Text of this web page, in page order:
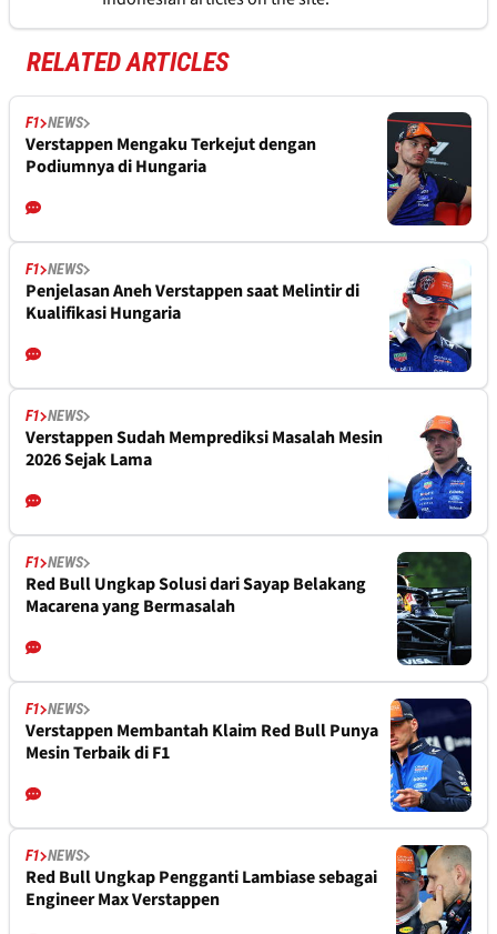
RELATED ARTICLES
F1 NEWS
Verstappen Mengaku Terkejut dengan
Podiumnya di Hungaria
F1 NEWS
Penjelasan Aneh Verstappen saat Melintir di
Kualifikasi Hungaria
F1 NEWS
Verstappen Sudah Memprediksi Masalah Mesin
2026 Sejak Lama
F1 NEWS
Red Bull Ungkap Solusi dari Sayap Belakang
Macarena yang Bermasalah
F1 NEWS
Verstappen Membantah Klaim Red Bull Punya
Mesin Terbaik di F1
F1 NEWS
Red Bull Ungkap Pengganti Lambiase sebagai
Engineer Max Verstappen